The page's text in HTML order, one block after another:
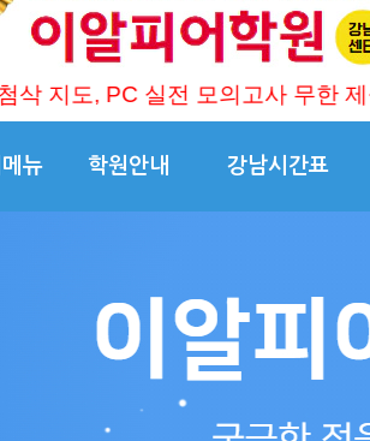
PC 실전 모의고사 무한 제공,
뉴 학원안내 강남시간표